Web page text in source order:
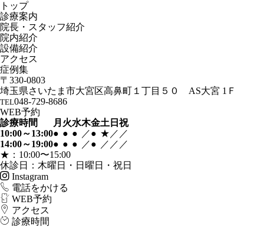
トップ
診療案内
院長・スタッフ紹介
院内紹介
設備紹介
アクセス
症例集
〒330-0803
埼玉県さいたま市大宮区高鼻町１丁目５０ AS大宮 1Ｆ
TEL048-729-8686
WEB予約
診療時間
月 火水木金土 日祝
10:00～13:00● ● ● ／● ★ ／ ／
14:00～19:00● ● ● ／● ／ ／ ／
★：10:00〜15:00
休診日：木曜日・日曜日・祝日
Instagram
電話をかける
WEB予約
アクセス
診療時間